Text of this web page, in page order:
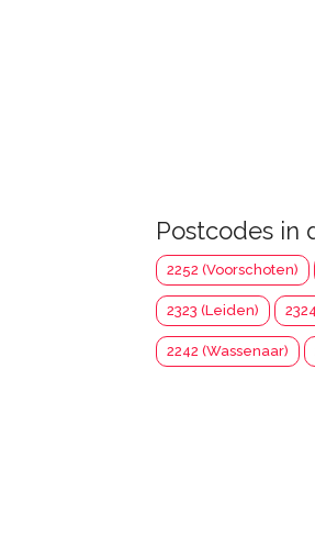
Postcodes in
2252 (Voorschoten)
2323 (Leiden)
2242 (Wassenaar)